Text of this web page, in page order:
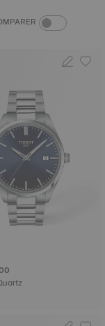
BOUTON DU
• Quartz